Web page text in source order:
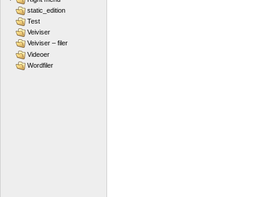
static_edition
Test
Veiviser
Veiviser – filer
Videoer
Wordfiler